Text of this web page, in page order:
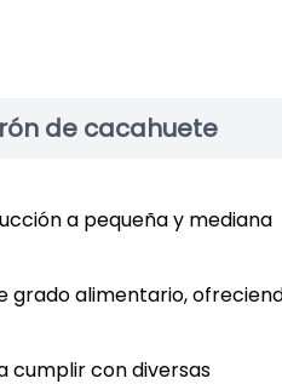
de cacahuete
a pequeña y mediana
grado alimentario,
cumplir con diversas